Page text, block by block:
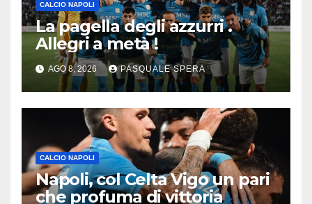
CALCIO NAPOLI
La pagella degli azzurri .
Allegri a metà !
AGO 8, 2026 PASQUALE SPERA
CALCIO NAPOLI
Napoli, col Celta Vigo un pari
che profuma di vittoria